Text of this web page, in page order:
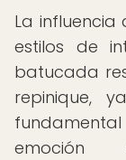
La influencia
estilos de
batucada
repinique,
emoción